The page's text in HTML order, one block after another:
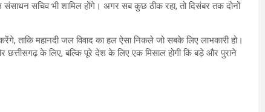
सचिव भी शामिल होंगे। अगर सब कुछ ठीक रहा, तो दिसंबर तक दोनों
ताकि महानदी जल विवाद का हल ऐसा निकले जो सबके लिए लाभकारी हो।
छत्तीसगढ़ के लिए, बल्कि पूरे देश के लिए एक मिसाल होगी कि बड़े और पुराने